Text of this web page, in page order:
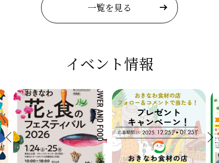
一覧を見る
イベント情報